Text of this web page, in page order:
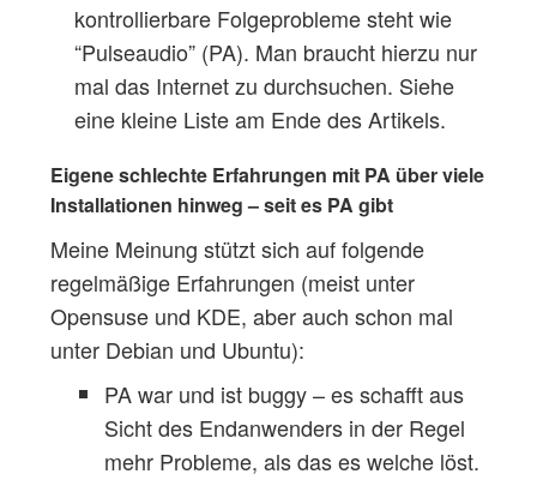
kontrollierbare Folgeprobleme steht wie
“Pulseaudio” (PA). Man braucht hierzu nur
mal das Internet zu durchsuchen. Siehe
eine kleine Liste am Ende des Artikels.
Eigene schlechte Erfahrungen mit PA über viele
Installationen hinweg – seit es PA gibt
Meine Meinung stützt sich auf folgende
regelmäßige Erfahrungen (meist unter
Opensuse und KDE, aber auch schon mal
unter Debian und Ubuntu):
PA war und ist buggy – es schafft aus
Sicht des Endanwenders in der Regel
mehr Probleme, als das es welche löst.